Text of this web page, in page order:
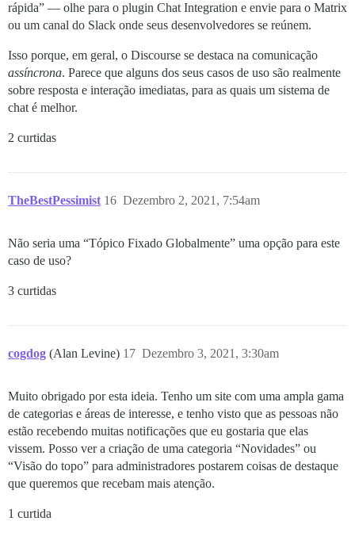
rápida” — olhe para o plugin Chat Integration e envie para o Matrix
ou um canal do Slack onde seus desenvolvedores se reúnem.
Isso porque, em geral, o Discourse se destaca na comunicação
assíncrona. Parece que alguns dos seus casos de uso são realmente
sobre resposta e interação imediatas, para as quais um sistema de
chat é melhor.
2 curtidas
TheBestPessimist Dezembro 2, 2021, 7:54am
16
Não seria uma “Tópico Fixado Globalmente” uma opção para este
caso de uso?
3 curtidas
cogdog (Alan Levine) Dezembro 3, 2021, 3:30am
17
Muito obrigado por esta ideia. Tenho um site com uma ampla gama
de categorias e áreas de interesse, e tenho visto que as pessoas não
estão recebendo muitas notificações que eu gostaria que elas
vissem. Posso ver a criação de uma categoria “Novidades” ou
“Visão do topo” para administradores postarem coisas de destaque
que queremos que recebam mais atenção.
1 curtida